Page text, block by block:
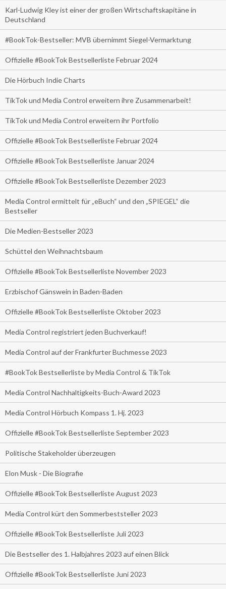
Karl-Ludwig Kley ist einer der großen Wirtschaftskapitäne in
Deutschland
#BookTok-Bestseller: MVB übernimmt Siegel-Vermarktung
Offizielle #BookTok Bestsellerliste Februar 2024
Die Hörbuch Indie Charts
TikTok und Media Control erweitern ihre Zusammenarbeit!
TikTok und Media Control erweitern ihr Portfolio
Offizielle #BookTok Bestsellerliste Februar 2024
Offizielle #BookTok Bestsellerliste Januar 2024
Offizielle #BookTok Bestsellerliste Dezember 2023
Media Control ermittelt für „eBuch“ und den „SPIEGEL“ die
Bestseller
Die Medien-Bestseller 2023
Schüttel den Weihnachtsbaum
Offizielle #BookTok Bestsellerliste November 2023
Erzbischof Gänswein in Baden-Baden
Offizielle #BookTok Bestsellerliste Oktober 2023
Media Control registriert jeden Buchverkauf!
Media Control auf der Frankfurter Buchmesse 2023
#BookTok Bestsellerliste by Media Control & TikTok
Media Control Nachhaltigkeits-Buch-Award 2023
Media Control Hörbuch Kompass 1. Hj. 2023
Offizielle #BookTok Bestsellerliste September 2023
Politische Stakeholder überzeugen
Elon Musk - Die Biografie
Offizielle #BookTok Bestsellerliste August 2023
Media Control kürt den Sommerbeststeller 2023
Offizielle #BookTok Bestsellerliste Juli 2023
Die Bestseller des 1. Halbjahres 2023 auf einen Blick
Offizielle #BookTok Bestsellerliste Juni 2023